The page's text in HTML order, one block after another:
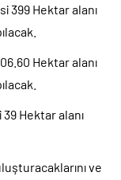
399 Hektar alanı
Hektar alanı
Hektar alanı
ve